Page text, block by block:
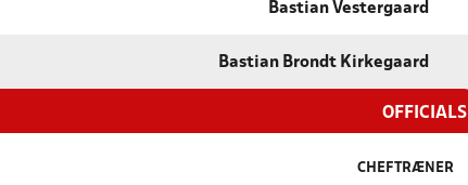
Bastian Vestergaard
Bastian Brondt Kirkegaard
OFFICIALS
CHEFTRÆNER